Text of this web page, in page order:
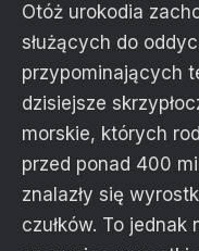
Otóż urokodia
służących do
przypominających
dzisiejsze
morskie, których
przed ponad 400
znalazły się
czułków. To jednak